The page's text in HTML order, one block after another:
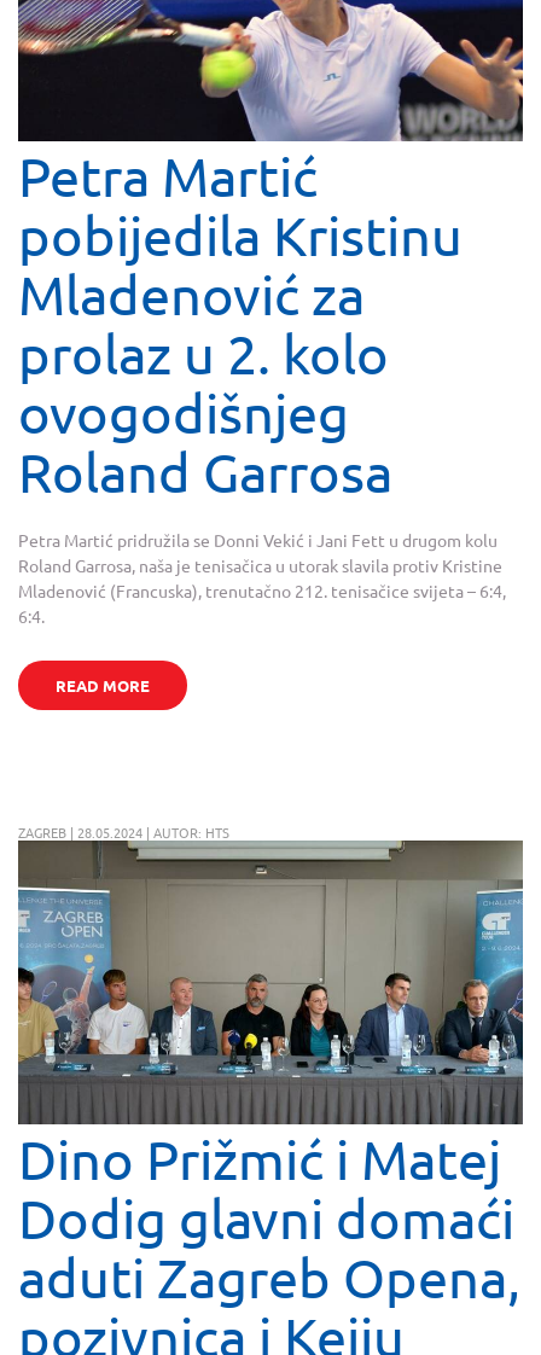
Petra Martić
pobijedila Kristinu
Mladenović za
prolaz u 2. kolo
ovogodišnjeg
Roland Garrosa
Petra Martić pridružila se Donni Vekić i Jani Fett u drugom kolu
Roland Garrosa, naša je tenisačica u utorak slavila protiv Kristine
Mladenović (Francuska), trenutačno 212. tenisačice svijeta – 6:4,
6:4.
READ MORE
ZAGREB | 28.05.2024 | AUTOR: HTS
Dino Prižmić i Matej
Dodig glavni domaći
aduti Zagreb Opena,
pozivnica i Keiju